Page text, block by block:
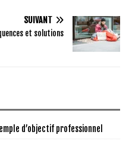
SUIVANT
et solutions
d’objectif professionnel